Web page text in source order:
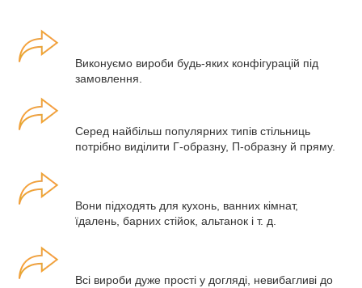
Виконуємо вироби будь-яких конфігурацій під
замовлення.
Серед найбільш популярних типів стільниць
потрібно виділити Г-образну, П-образну й пряму.
Вони підходять для кухонь, ванних кімнат,
їдалень, барних стійок, альтанок і т. д.
Всі вироби дуже прості у догляді, невибагливі до